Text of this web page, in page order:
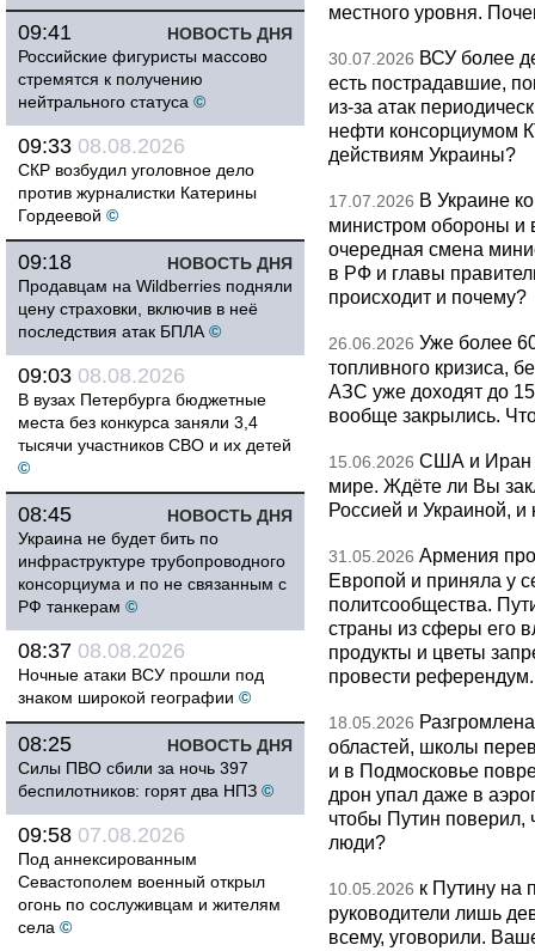
НОВОСТЬ ДНЯ
09:41
Российские фигуристы массово
стремятся к получению
нейтрального статуса ©
09:33 08.08.2026
СКР возбудил уголовное дело
против журналистки Катерины
Гордеевой ©
НОВОСТЬ ДНЯ
09:18
Продавцам на Wildberries подняли
цену страховки, включив в неё
последствия атак БПЛА ©
09:03 08.08.2026
В вузах Петербурга бюджетные
места без конкурса заняли 3,4
тысячи участников СВО и их детей
©
НОВОСТЬ ДНЯ
08:45
Украина не будет бить по
инфраструктуре трубопроводного
консорциума и по не связанным с
РФ танкерам ©
08:37 08.08.2026
Ночные атаки ВСУ прошли под
знаком широкой географии ©
НОВОСТЬ ДНЯ
08:25
Силы ПВО сбили за ночь 397
беспилотников: горят два НПЗ ©
09:58 07.08.2026
Под аннексированным
Севастополем военный открыл
огонь по сослуживцам и жителям
села ©
местного уровня.
30.07.2026 ВСУ более
есть пострадавшие,
из-за атак
нефти консорциумом
действиям Украины?
17.07.2026 В Украине
министром обороны и
очередная смена
в РФ и главы
происходит и почему?
26.06.2026 Уже более
топливного кризиса,
АЗС уже доходят до
вообще закрылись.
15.06.2026 США и Иран
мире. Ждёте ли Вы
Россией и Украиной,
31.05.2026 Армения
Европой и приняла у
политсообщества.
страны из сферы его
продукты и цветы
провести
18.05.2026
областей, школы
и в Подмосковье
дрон упал даже в
чтобы Путин поверил,
люди?
10.05.2026 к Путину на
руководители лишь
всему, уговорили.